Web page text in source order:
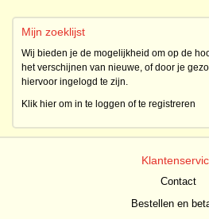
Mijn zoeklijst
Wij bieden je de mogelijkheid om op de
het verschijnen van nieuwe, of door je
hiervoor ingelogd te zijn.
Klik hier om in te loggen of te registreren
Contact
Bestellen en